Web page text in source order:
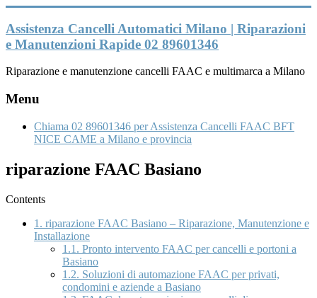
al
contenuto
Assistenza Cancelli Automatici Milano | Riparazioni
e Manutenzioni Rapide 02 89601346
Riparazione e manutenzione cancelli FAAC e multimarca a Milano
Menu
Chiama 02 89601346 per Assistenza Cancelli FAAC BFT
NICE CAME a Milano e provincia
riparazione FAAC Basiano
Contents
1. riparazione FAAC Basiano – Riparazione, Manutenzione e
Installazione
1.1. Pronto intervento FAAC per cancelli e portoni a
Basiano
1.2. Soluzioni di automazione FAAC per privati,
condomini e aziende a Basiano